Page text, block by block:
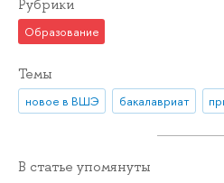
Рубрики
Образование
Темы
новое в ВШЭ бакалавриат
В статье упомянуты